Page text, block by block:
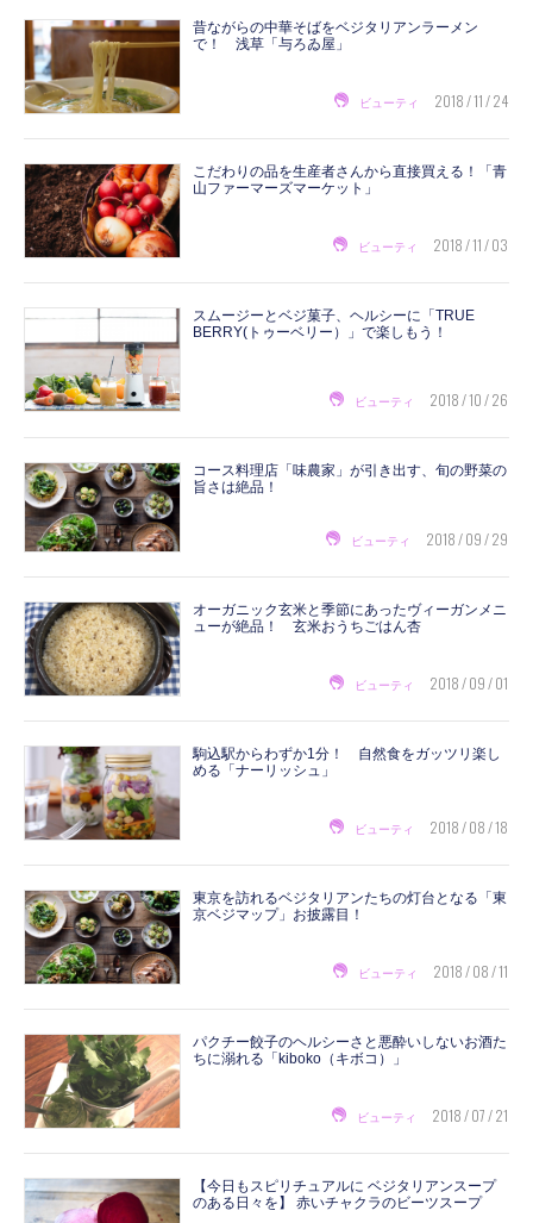
昔ながらの中華そばをベジタリアンラーメン
で！ 浅草「与ろゐ屋」
ビューティ 2018 / 11 / 24
こだわりの品を生産者さんから直接買える！「青
山ファーマーズマーケット」
ビューティ 2018 / 11 / 03
スムージーとベジ菓子、ヘルシーに「TRUE
BERRY(トゥーベリー）」で楽しもう！
ビューティ 2018 / 10 / 26
コース料理店「味農家」が引き出す、旬の野菜の
旨さは絶品！
ビューティ 2018 / 09 / 29
オーガニック玄米と季節にあったヴィーガンメニ
ューが絶品！ 玄米おうちごはん杏
ビューティ 2018 / 09 / 01
駒込駅からわずか1分！ 自然食をガッツリ楽し
める「ナーリッシュ」
ビューティ 2018 / 08 / 18
東京を訪れるベジタリアンたちの灯台となる「東
京ベジマップ」お披露目！
ビューティ 2018 / 08 / 11
パクチー餃子のヘルシーさと悪酔いしないお酒た
ちに溺れる「kiboko（キボコ）」
ビューティ 2018 / 07 / 21
【今日もスピリチュアルに ベジタリアンスープ
のある日々を】 赤いチャクラのビーツスープ